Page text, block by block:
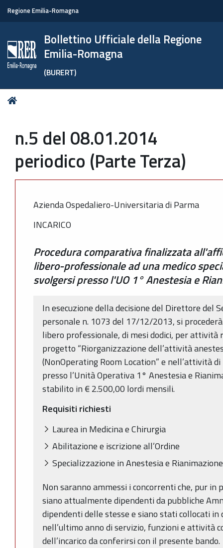
Regione Emilia-Romagna
Bollettino Ufficiale della Regione
Emilia-Romagna
(BURERT)
Tu
n.5 del 08.01.2014
periodico (Parte Terza)
Azienda Ospedaliero-Universitaria di Parma
INCARICO
Procedura comparativa finalizzata
libero-professionale ad una medico
svolgersi presso l'UO 1° Anestesia e
In esecuzione della decisione del Direttore del
personale n. 1073 del 17/12/2013, si
libero professionale, di mesi dodici, per
progetto “Riorganizzazione dell’attività
(NonOperating Room Location” e nell’attività
presso l’Unità Operativa 1° Anestesia e
stabilito in € 2.500,00 lordi mensili.
Requisiti richiesti
Laurea in Medicina e Chirurgia
Abilitazione e iscrizione all’Ordine
Specializzazione in Anestesia e
Non saranno ammessi i concorrenti che, pur in
siano attualmente dipendenti da pubbliche
dipendenti delle stesse e siano stati collocati in
nell’ultimo anno di servizio, funzioni e attività
dell’incarico da conferirsi con il presente bando.